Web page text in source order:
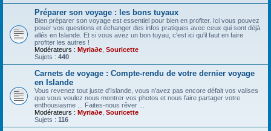
Préparer son voyage : les bons tuyaux
Bien préparer son voyage est essentiel pour bien en profiter. Ici vous pouvez
poser vos questions et échanger des infos pratiques avec ceux qui sont déjà
allés en Islande. Et si vous avez un bon tuyau, c'est ici qu'il faut en faire
profiter les autres !
Modérateurs : Myriaðe Souricette
Sujets : 440
Carnets de voyage : Compte-rendu de votre dernier voyage
en Islande
Vous revenez tout juste d'Islande, vous n'avez pas encore défait vos valises
que vous voulez nous montrer vos photos et nous faire partager votre
enthousiasme ... Faites-nous rêver ...
Modérateurs : Myriaðe Souricette
Sujets : 116